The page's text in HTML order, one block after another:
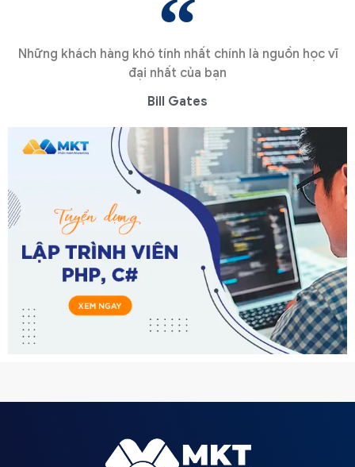
Những khách hàng khó tính nhất chính là nguồn học vĩ
đại nhất của bạn
Bill Gates